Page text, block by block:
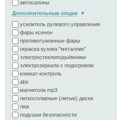
автосалоны
Дополнительные опции
усилитель рулевого управления
фары ксенон
противотуманные фары
окраска кузова "металлик"
электростеклоподъёмники
электрозеркала с подогревом
климат-контроль
abs
магнитола mp3
легкосплавные (литые) диски
люк
подушки безопасности